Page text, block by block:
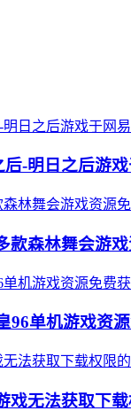
-明日之后游
款森林舞会游
96单机游戏资
戏无法获取下